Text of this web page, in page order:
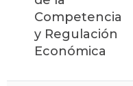
Competencia
y Regulación
Económica